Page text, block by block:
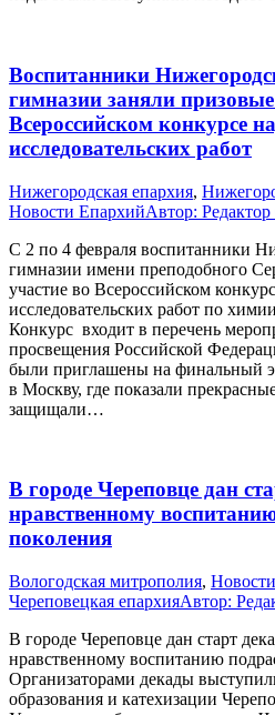
Воспитанники
гимназии заняли призовые
Всероссийском конкурсе
исследовательских работ
Нижегородская епархия,
Новости ЕпархийАвтор:
С 2 по 4 февраля воспитанники
гимназии имени преподобного
участие во Всероссийском
исследовательских работ по
Конкурс входит в перечень
просвещения Российской
были приглашены на финальный
в Москву, где показали
защищали…
В городе Череповце дан
нравственному
поколения
Вологодская митрополия,
Череповецкая епархияАвтор:
В городе Череповце дан старт
нравственному воспитанию
Организаторами декады
образования и катехизации